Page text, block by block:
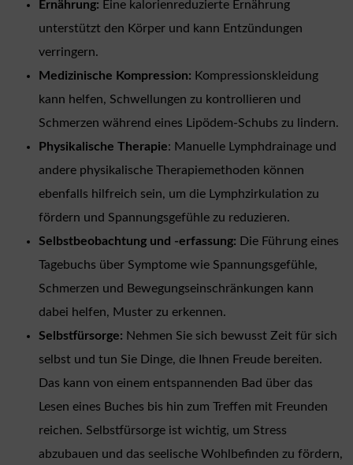
Ernährung: Eine kalorienreduzierte Ernährung
unterstützt den Körper und kann Entzündungen
verringern.
Medizinische Kompression: Kompressionskleidung
kann helfen, Schwellungen zu kontrollieren und
Schmerzen während eines Lipödem-Schubs zu lindern.
Physikalische Therapie: Manuelle Lymphdrainage und
andere physikalische Therapiemethoden können
ebenfalls hilfreich sein, um die Lymphzirkulation zu
fördern und Spannungsgefühle zu reduzieren.
Selbstbeobachtung und -erfassung: Die Führung eines
Tagebuchs über Symptome wie Spannungsgefühle,
Schmerzen und Bewegungseinschränkungen kann
dabei helfen, Muster zu erkennen.
Selbstfürsorge: Nehmen Sie sich bewusst Zeit für sich
selbst und tun Sie Dinge, die Ihnen Freude bereiten.
Das kann von einem entspannenden Bad über das
Lesen eines Buches bis hin zum Treffen mit Freunden
reichen. Selbstfürsorge ist wichtig, um Stress
abzubauen und das seelische Wohlbefinden zu fördern,